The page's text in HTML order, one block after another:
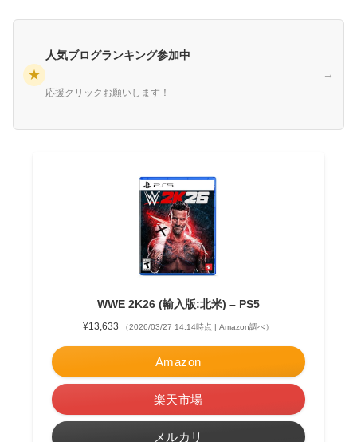
★
人気ブログランキング参加中
応援クリックお願いします！
→
WWE 2K26 (輸入版:北米) – PS5
¥13,633 （2026/03/27 14:14時点 | Amazon調べ）
Amazon
楽天市場
メルカリ